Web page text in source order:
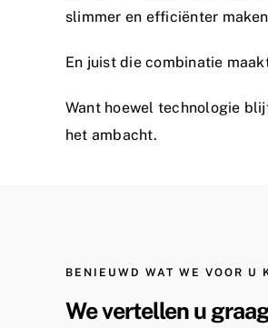
slimmer en efficiënter
En juist die combinatie
Want hoewel technologie
het ambacht.
BENIEUWD WAT WE VOOR U
We vertellen u